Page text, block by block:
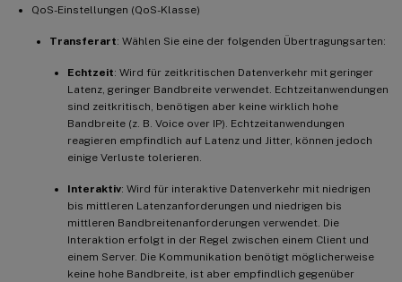
QoS-Einstellungen (QoS-Klasse)
Transferart: Wählen Sie eine der folgenden Übertragungsarten:
Echtzeit: Wird für zeitkritischen Datenverkehr mit geringer
Latenz, geringer Bandbreite verwendet. Echtzeitanwendungen
sind zeitkritisch, benötigen aber keine wirklich hohe
Bandbreite (z. B. Voice over IP). Echtzeitanwendungen
reagieren empfindlich auf Latenz und Jitter, können jedoch
einige Verluste tolerieren.
Interaktiv: Wird für interaktive Datenverkehr mit niedrigen
bis mittleren Latenzanforderungen und niedrigen bis
mittleren Bandbreitenanforderungen verwendet. Die
Interaktion erfolgt in der Regel zwischen einem Client und
einem Server. Die Kommunikation benötigt möglicherweise
keine hohe Bandbreite, ist aber empfindlich gegenüber